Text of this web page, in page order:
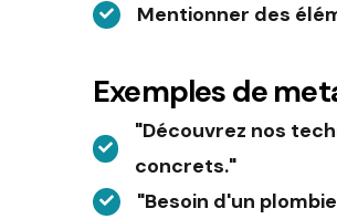
Mentionner des
Exemples de
"Découvrez nos
concrets."
"Besoin d'un